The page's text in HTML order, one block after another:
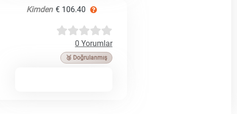
Kimden € 106.40
0 Yorumlar
🥉 Doğrulanmış